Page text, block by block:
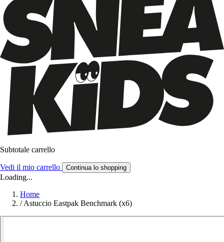
Subtotale carrello
Vedi il mio carrello Continua lo shopping
Loading...
Home
/ Astuccio Eastpak Benchmark (x6)